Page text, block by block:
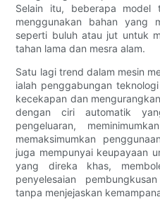
Selain itu, beberapa model
menggunakan bahan yang
seperti buluh atau jut untuk
tahan lama dan mesra alam.
Satu lagi trend dalam mesin
ialah penggabungan
kecekapan dan
dengan ciri automatik
pengeluaran,
memaksimumkan
juga mempunyai keupayaan
yang direka khas,
penyelesaian
tanpa menjejaskan